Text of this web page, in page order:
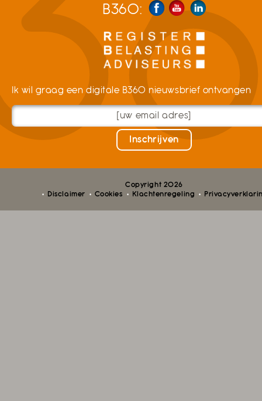
B360:
Ik wil graag een digitale B360 nieuwsbrief ontvangen
Copyright 2026
Disclaimer
Cookies Klachtenregeling